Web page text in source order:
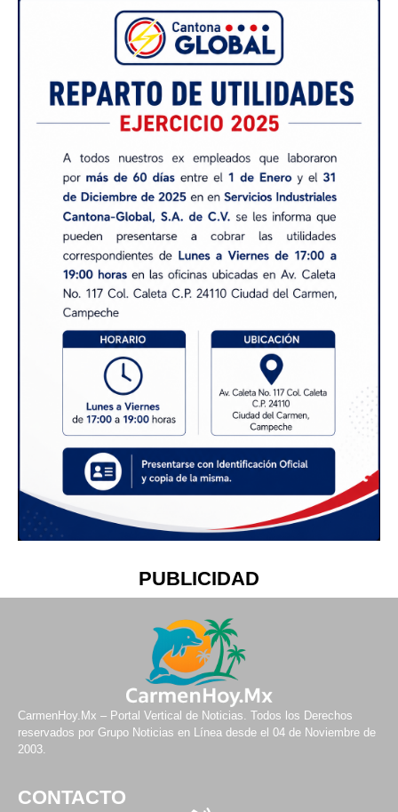
PUBLICIDAD
CarmenHoy.Mx – Portal Vertical de Noticias. Todos los Derechos
reservados por Grupo Noticias en Línea desde el 04 de Noviembre de
2003.
CONTACTO